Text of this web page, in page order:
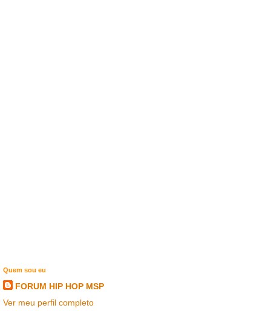
Quem sou eu
FORUM HIP HOP MSP
Ver meu perfil completo